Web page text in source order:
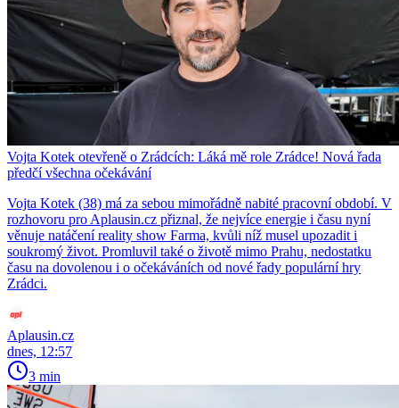
Vojta Kotek otevřeně o Zrádcích: Láká mě role Zrádce! Nová řada
předčí všechna očekávání
Vojta Kotek (38) má za sebou mimořádně nabité pracovní období. V
rozhovoru pro Aplausin.cz přiznal, že nejvíce energie i času nyní
věnuje natáčení reality show Farma, kvůli níž musel upozadit i
soukromý život. Promluvil také o životě mimo Prahu, nedostatku
času na dovolenou i o očekáváních od nové řady populární hry
Zrádci.
Aplausin.cz
dnes, 12:57
3 min